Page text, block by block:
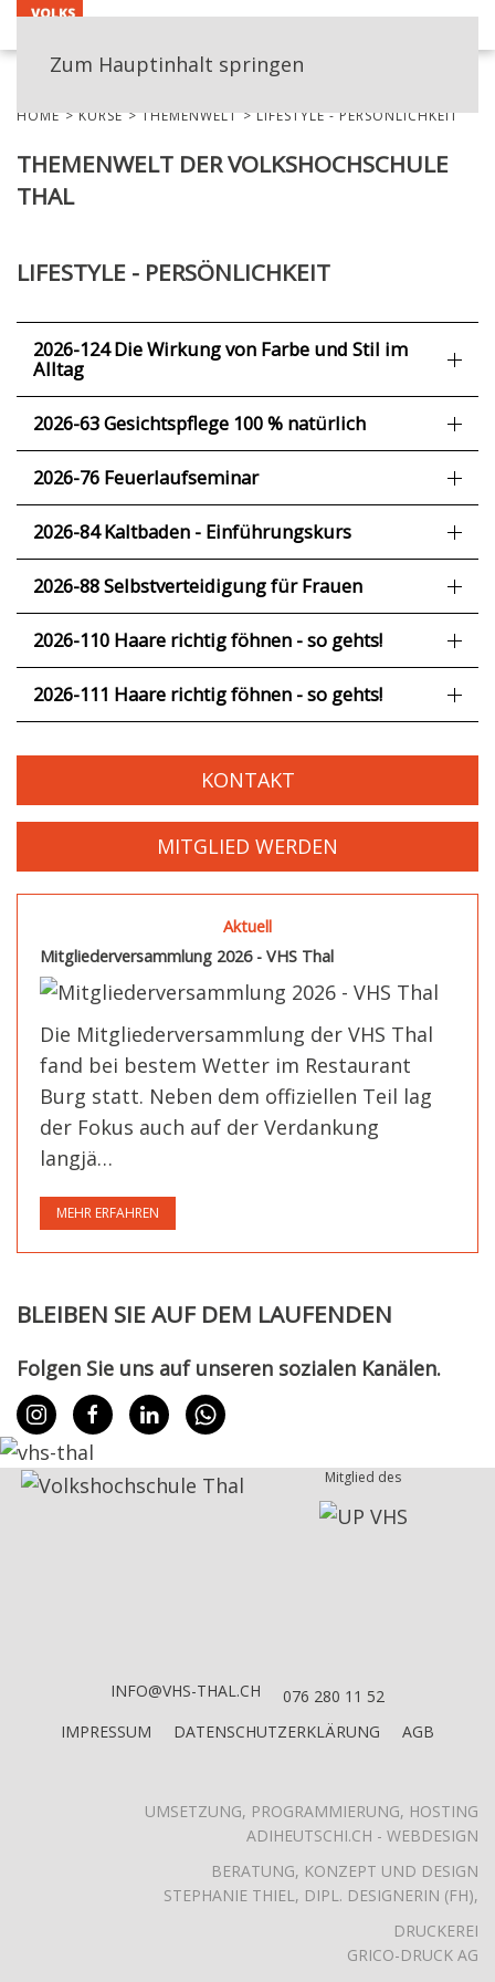
Zum Hauptinhalt springen
HOME KURSE THEMENWELT LIFESTYLE - PERSÖNLICHKEIT
THEMENWELT DER VOLKSHOCHSCHULE
THAL
LIFESTYLE - PERSÖNLICHKEIT
2026-124 Die Wirkung von Farbe und Stil im
Alltag
2026-63 Gesichtspflege 100 % natürlich
2026-76 Feuerlaufseminar
2026-84 Kaltbaden - Einführungskurs
2026-88 Selbstverteidigung für Frauen
2026-110 Haare richtig föhnen - so gehts!
2026-111 Haare richtig föhnen - so gehts!
KONTAKT
MITGLIED WERDEN
Aktuell
Mitgliederversammlung 2026 - VHS Thal
Die Mitgliederversammlung der VHS Thal
fand bei bestem Wetter im Restaurant
Burg statt. Neben dem offiziellen Teil lag
der Fokus auch auf der Verdankung
langjä…
MEHR ERFAHREN
BLEIBEN SIE AUF DEM LAUFENDEN
Folgen Sie uns auf unseren sozialen Kanälen.
Mitglied des
INFO@VHS-THAL.CH
076 280 11 52
IMPRESSUM
DATENSCHUTZERKLÄRUNG AGB
UMSETZUNG, PROGRAMMIERUNG, HOSTING
ADIHEUTSCHI.CH - WEBDESIGN
BERATUNG, KONZEPT UND DESIGN
STEPHANIE THIEL, DIPL. DESIGNERIN (FH),
DRUCKEREI
GRICO-DRUCK AG